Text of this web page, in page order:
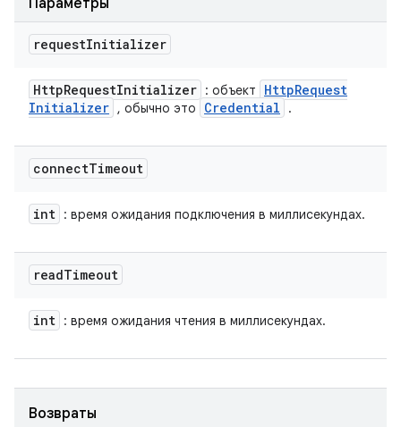
Параметры
requestInitializer
HttpRequestInitializer : объект HttpRequest
Initializer , обычно это Credential .
connectTimeout
int : время ожидания подключения в миллисекундах.
readTimeout
int : время ожидания чтения в миллисекундах.
Возвраты